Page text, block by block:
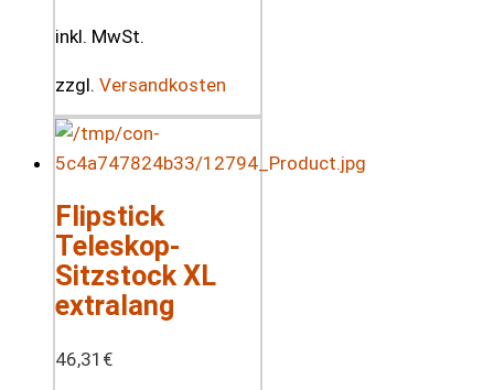
inkl. MwSt.
zzgl. Versandkosten
Flipstick
Teleskop-
Sitzstock XL
extralang
46,31 €